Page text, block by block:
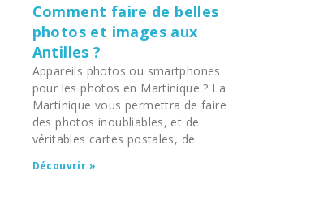
Comment faire de belles
photos et images aux
Antilles ?
Appareils photos ou smartphones
pour les photos en Martinique ? La
Martinique vous permettra de faire
des photos inoubliables, et de
véritables cartes postales, de
Découvrir »